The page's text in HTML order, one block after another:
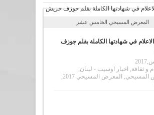
المعرض المسيحي الخامس عشر
في شهادتها الكاملة بقلم جوزف
و ثقافة, اخبار اوسيب - لبنان,
المسيحي, المعرض المسيحي 2017
,